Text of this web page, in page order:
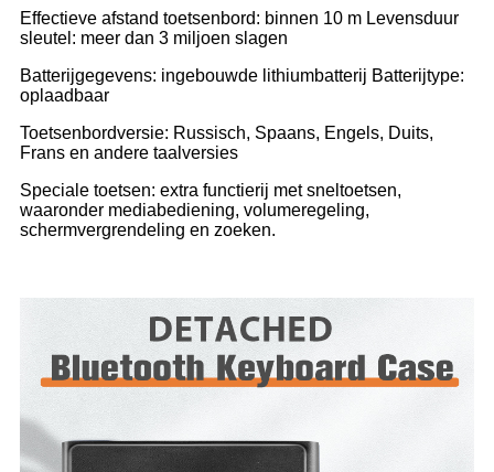
Effectieve afstand toetsenbord: binnen 10 m Levensduur
sleutel: meer dan 3 miljoen slagen
Batterijgegevens: ingebouwde lithiumbatterij Batterijtype:
oplaadbaar
Toetsenbordversie: Russisch, Spaans, Engels, Duits,
Frans en andere taalversies
Speciale toetsen: extra functierij met sneltoetsen,
waaronder mediabediening, volumeregeling,
schermvergrendeling en zoeken.